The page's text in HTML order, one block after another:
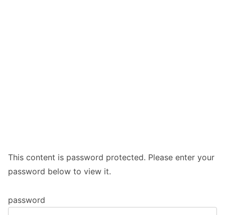
This content is password protected. Please enter your
password below to view it.
password